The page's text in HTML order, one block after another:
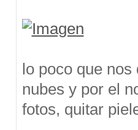
lo poco que
nubes y por el
fotos, quitar